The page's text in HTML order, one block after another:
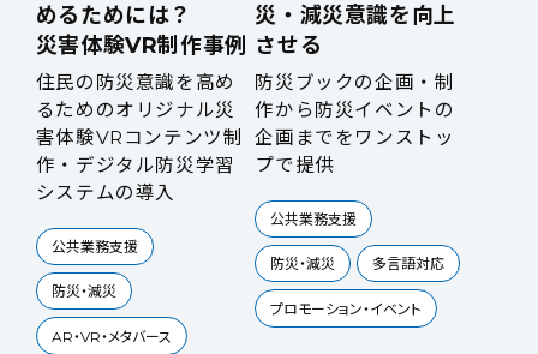
めるためには？
災害体験VR制作事例
住民の防災意識を高め
るためのオリジナル災
害体験VRコンテンツ制
作・デジタル防災学習
システムの導入
公共業務支援
防災・減災
AR・VR・メタバース
災・減災意識を向上
させる
防災ブックの企画・制
作から防災イベントの
企画までをワンストッ
プで提供
公共業務支援
防災・減災 多言語対応
プロモーション・イベント